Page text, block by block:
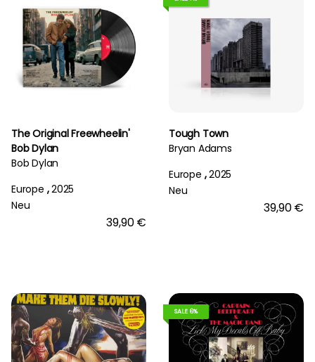
The Original Freewheelin'
Bob Dylan
Bob Dylan
Europe ,2025
Neu
39,90 €
Tough Town
Bryan Adams
Europe ,2025
Neu
39,90 €
SALE 6%